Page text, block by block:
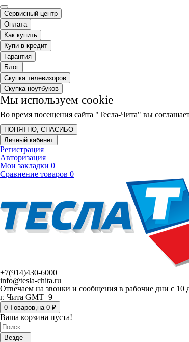
Сервисный центр
Оплата
Как купить
Купи в кредит
Гарантия
Блог
Скупка телевизоров
Скупка ноутбуков
Мы используем cookie
Во время посещения сайта "Тесла-Чита" вы
ПОНЯТНО, СПАСИБО
Личный кабинет
Регистрация
Авторизация
Мои закладки 0
Сравнение товаров 0
+7(914)430-6000
info@tesla-chita.ru
Отвечаем на звонки и сообщения в рабочие дни с 10
г. Чита GMT+9
0 Tоваров,на 0 ₽
Ваша корзина пуста!
Везде